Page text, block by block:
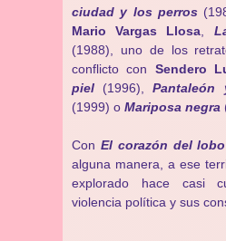
ciudad y los perros
Mario Vargas Llosa
(1988), uno de los
conflicto con Sendero
piel (1996),Pantaleón
(1999) o Mariposa negra
Con El corazón del lobo
alguna manera, a ese
explorado hace casi
violencia política y sus